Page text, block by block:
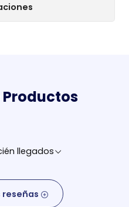
Productos
llegados
reseñas